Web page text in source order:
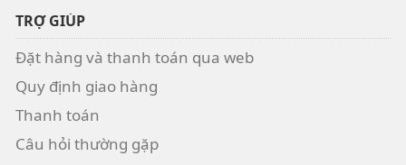
TRỢ GIÚP
Đặt hàng và thanh toán qua web
Quy định giao hàng
Thanh toán
Câu hỏi thường gặp